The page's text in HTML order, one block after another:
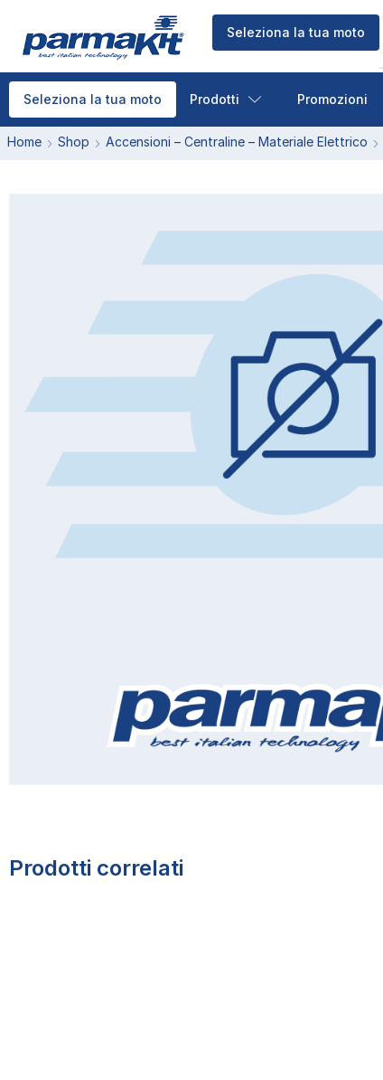
Seleziona la tua moto
Seleziona la tua moto Prodotti Promozioni
Home Shop Accensioni – Centraline – Materiale Elettrico
Prodotti correlati